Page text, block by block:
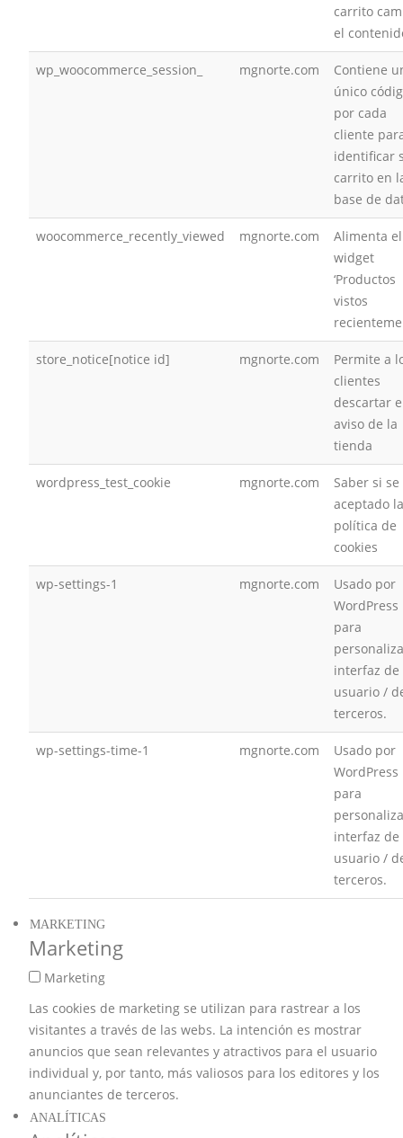
carrito
el
wp_woocommerce_session_ mgnorte.com
Contiene
único
por cada
cliente
identificar
carrito en
base de
woocommerce_recently_viewed mgnorte.com
Alimenta el
widget
‘Productos
vistos
store_notice[notice id] mgnorte.com
Permite a
clientes
descartar
aviso de la
tienda
wordpress_test_cookie mgnorte.com
Saber si
aceptado la
política de
cookies
wp-settings-1 mgnorte.com
Usado por
WordPress
para
interfaz de
usuario /
terceros.
wp-settings-time-1 mgnorte.com
Usado por
WordPress
para
interfaz de
usuario /
terceros.
MARKETING
Marketing
Marketing
Las cookies de marketing se utilizan para rastrear a los
visitantes a través de las webs. La intención es mostrar
anuncios que sean relevantes y atractivos para el usuario
individual y, por tanto, más valiosos para los editores y los
anunciantes de terceros.
ANALÍTICAS